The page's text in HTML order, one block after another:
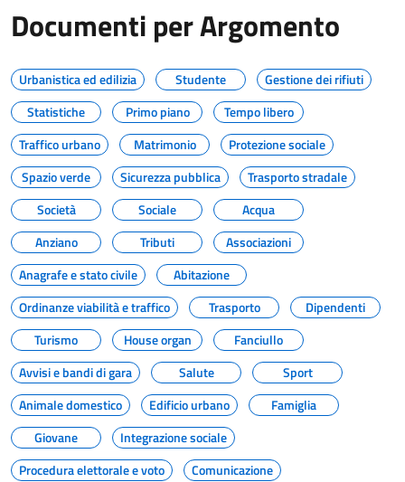
Documenti per Argomento
Urbanistica ed edilizia Studente
Gestione dei rifiuti
Statistiche
Primo piano
Tempo libero
Traffico urbano
Matrimonio
Protezione sociale
Spazio verde
Sicurezza pubblica
Trasporto stradale
Società
Sociale
Acqua
Anziano
Tributi
Associazioni
Anagrafe e stato civile
Abitazione
Ordinanze viabilità e traffico
Trasporto
Dipendenti
Turismo
House organ
Fanciullo
Avvisi e bandi di gara
Salute
Sport
Animale domestico
Edificio urbano
Famiglia
Giovane
Integrazione sociale
Procedura elettorale e voto
Comunicazione